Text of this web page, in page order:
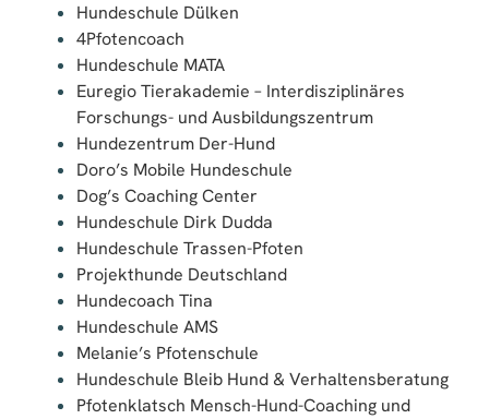
Hundeschule Dülken
4Pfotencoach
Hundeschule MATA
Euregio Tierakademie – Interdisziplinäres
Forschungs- und Ausbildungszentrum
Hundezentrum Der-Hund
Doro’s Mobile Hundeschule
Dog’s Coaching Center
Hundeschule Dirk Dudda
Hundeschule Trassen-Pfoten
Projekthunde Deutschland
Hundecoach Tina
Hundeschule AMS
Melanie’s Pfotenschule
Hundeschule Bleib Hund & Verhaltensberatung
Pfotenklatsch Mensch-Hund-Coaching und